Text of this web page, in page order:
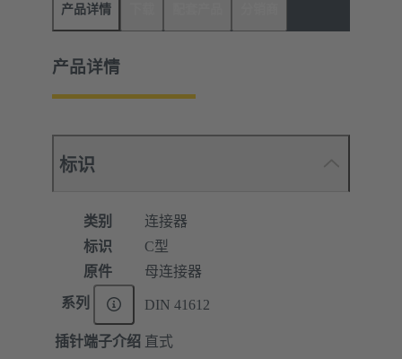
产品详情
产品详情
标识
类别
连接器
标识
C型
原件
母连接器
系列 DIN 41612
插针端子介绍 直式